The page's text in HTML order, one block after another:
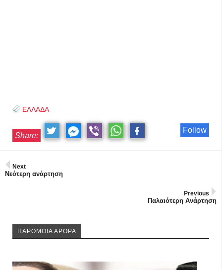
ΕΛΛΑΔΑ
Follow
Share:
Next
Νεότερη ανάρτηση
Previous
Παλαιότερη Ανάρτηση
ΠΑΡΟΜΟΙΑ ΑΡΘΡΑ